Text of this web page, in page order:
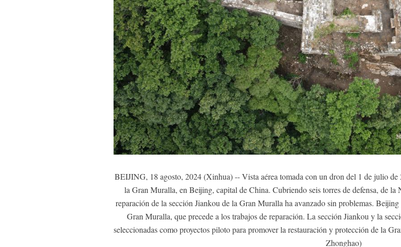
BEIJING, 18 agosto, 2024 (Xinhua) -- Vista aérea tomada con un dron del 1 de julio de
la Gran Muralla, en Beijing, capital de China. Cubriendo seis torres de defensa, de
reparación de la sección Jiankou de la Gran Muralla ha avanzado sin problemas.
Gran Muralla, que precede a los trabajos de reparación. La sección Jiankou y la
seleccionadas como proyectos piloto para promover la restauración y protección de la
Zhonghao)